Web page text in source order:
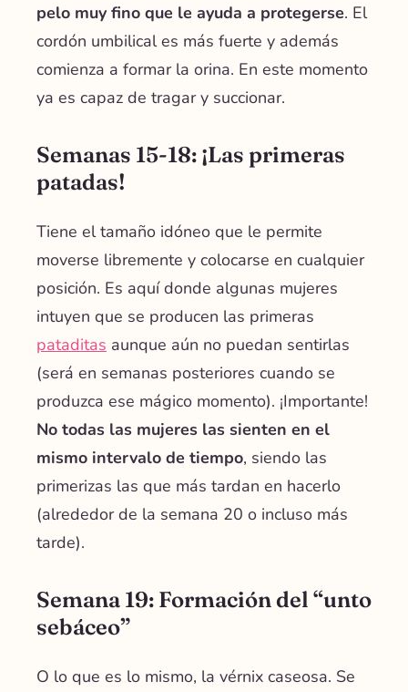
pelo muy fino que le ayuda a protegerse. El
cordón umbilical es más fuerte y además
comienza a formar la orina. En este momento
ya es capaz de tragar y succionar.
Semanas 15-18: ¡Las primeras
patadas!
Tiene eltamaño idóneo que le permite
moverse libremente y colocarse en cualquier
posición. Es aquí donde algunas mujeres
intuyen que se producen las primeras
pataditas aunque aún no puedan sentirlas
(será en semanas posteriores cuando se
produzca ese mágico momento). ¡Importante!
No todas las mujeres las sienten en el
mismo intervalo de tiempo, siendo las
primerizas las que más tardan en hacerlo
(alrededor de la semana 20 o incluso más
tarde).
Semana 19: Formación del “unto
sebáceo”
O lo que es lo mismo, la vérnix caseosa. Se